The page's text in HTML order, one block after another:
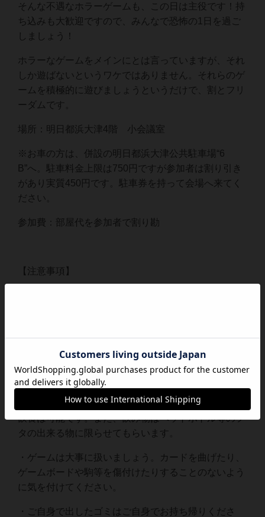
そんな不遇なホラーゲームも、この日は主役です！持
ち込みも大歓迎ですので、みんなで恐怖の1日を過ご
しましょう！
ホラーなゲームをメインにとは言っていますが、それ
しか遊ばないというワケではありません。それらのゲ
ームを積極的に遊びましょうというだけで、割とフリ
ーダムです。
場所：明日都浜大津4階 小会議室
※お車の方は、併設の明日都浜大津公共駐車場“6
B”へ。駐車料金上限は750円ですが参加者は割り引き
があり実質450円です。駐車券を持って会場へ来てく
ださい。
参加費：部屋代を参加者で割り勘
【注意事項】
すい傾向にあります。全くのボードゲーム初心者さん
よりは、少し慣れてきて重ためのゲームを遊んでみた
い方向けの会になります。
・会場内では休憩スペースを設けますので、そちらの
飲食は可能です。また、飲み物はペットボトル等のフ
タの出来る物に限らせてもらいます。
・ゲームは大事に扱いましょう。カードを曲げたり、
ゲームボードや駒等を傷付けたりすることのないよう
に気を付けてください。
・ご自身で出したゴミはご自身でお持ち帰りくださ